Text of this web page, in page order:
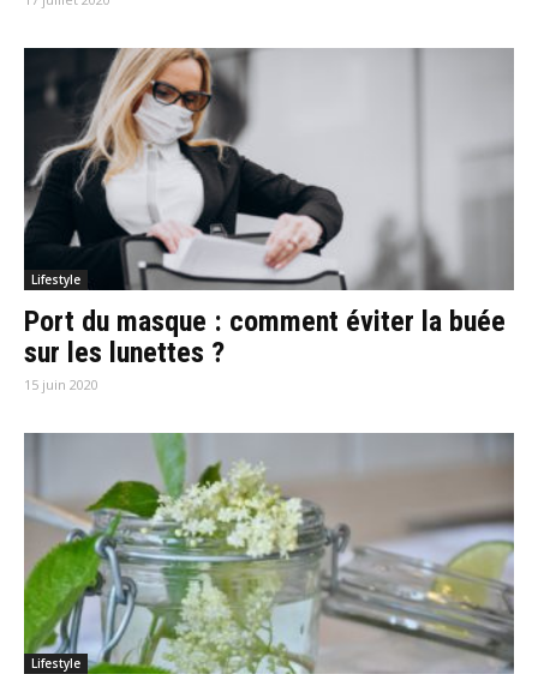
Lifestyle
Port du masque : comment éviter la buée
sur les lunettes ?
15 juin 2020
Lifestyle